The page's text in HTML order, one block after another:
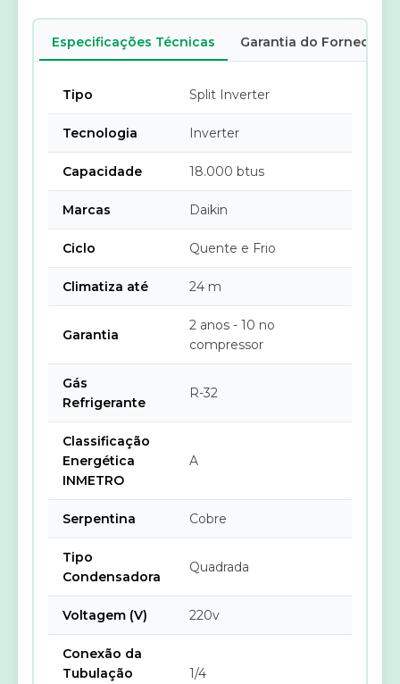
Especificações Técnicas Garantia do Fornecedor
Tipo Split Inverter
Tecnologia Inverter
Capacidade 18.000 btus
Marcas Daikin
Ciclo Quente e Frio
Climatiza até 24 m
Garantia
2 anos - 10 no
compressor
Gás
Refrigerante
R-32
Classificação
Energética
INMETRO
A
Serpentina Cobre
Tipo
Condensadora
Quadrada
Voltagem (V) 220v
Conexão da
Tubulação
1/4